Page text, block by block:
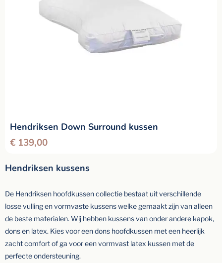
Hendriksen Down Surround kussen
€ 139,00
Hendriksen kussens
De Hendriksen hoofdkussen collectie bestaat uit verschillende
losse vulling en vormvaste kussens welke gemaakt zijn van alleen
de beste materialen. Wij hebben kussens van onder andere kapok,
dons en latex. Kies voor een dons hoofdkussen met een heerlijk
zacht comfort of ga voor een vormvast latex kussen met de
perfecte ondersteuning.